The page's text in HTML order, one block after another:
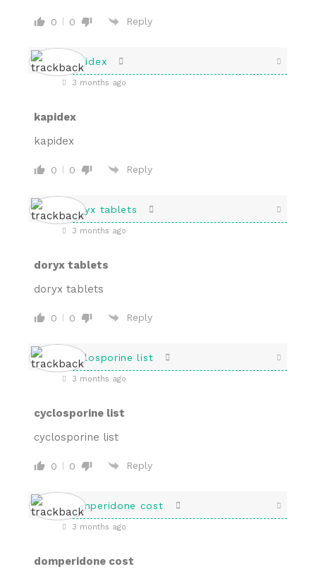
0 0 Reply
kapidex
3 months ago
kapidex
kapidex
0 0 Reply
doryx tablets
3 months ago
doryx tablets
doryx tablets
0 0 Reply
cyclosporine list
3 months ago
cyclosporine list
cyclosporine list
0 0 Reply
domperidone cost
3 months ago
domperidone cost